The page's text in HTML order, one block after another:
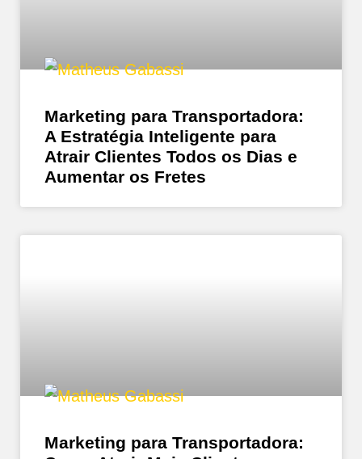
Marketing para Transportadora:
A Estratégia Inteligente para
Atrair Clientes Todos os Dias e
Aumentar os Fretes
Marketing para Transportadora: